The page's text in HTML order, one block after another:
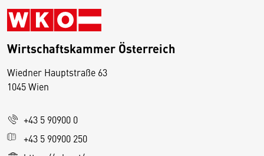
Wirtschaftskammer Österreich
Wiedner Hauptstraße 63
1045 Wien
+43 5 90900 0
+43 5 90900 250
D
s
e